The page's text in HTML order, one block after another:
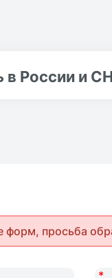
в России и
форм, просьба